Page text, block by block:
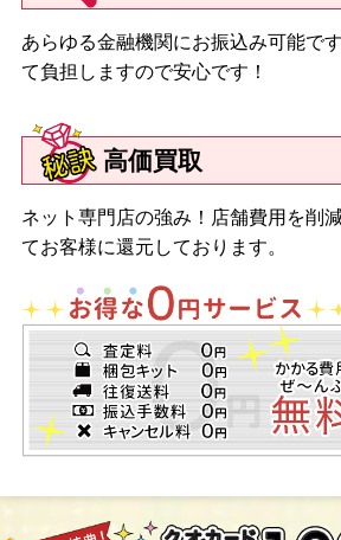
あらゆる金融機関にお振込み可能で
て負担しますので安心です！
高価買取
ネット専門店の強み！店舗費用を削
てお客様に還元しております。